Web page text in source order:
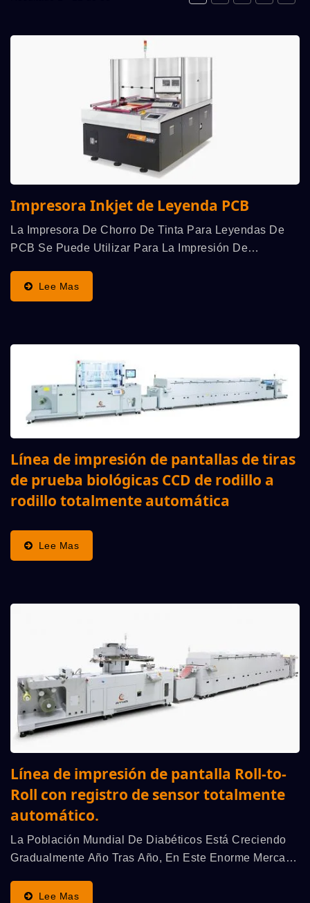
Impresora Inkjet de Leyenda PCB
La Impresora De Chorro De Tinta Para Leyendas De
PCB Se Puede Utilizar Para La Impresión De
Se Necesita Hacer Pantallas, Se Requiere Menos
Mano De Obra,...
Lee Mas
Línea de impresión de pantallas de tiras
de prueba biológicas CCD de rodillo a
rodillo totalmente automática
Lee Mas
Línea de impresión de pantalla Roll-to-
Roll con registro de sensor totalmente
automático.
La Población Mundial De Diabéticos Está Creciendo
Gradualmente Año Tras Año, En Este Enorme Mercado
País, La Investigación Y Mejora De La Tecnología...
Lee Mas